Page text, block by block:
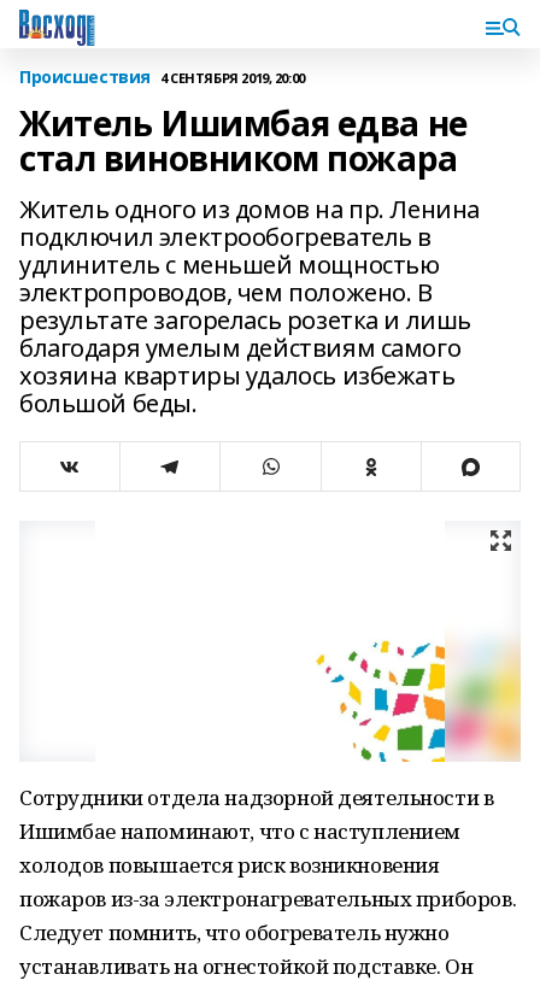
Происшествия 4 СЕНТЯБРЯ 2019, 20:00
Житель Ишимбая едва не
стал виновником пожара
Житель одного из домов на пр. Ленина
подключил электрообогреватель в
удлинитель с меньшей мощностью
электропроводов, чем положено. В
результате загорелась розетка и лишь
благодаря умелым действиям самого
хозяина квартиры удалось избежать
большой беды.
Сотрудники отдела надзорной деятельности в
Ишимбае напоминают, что с наступлением
холодов повышается риск возникновения
пожаров из-за электронагревательных приборов.
Следует помнить, что обогреватель нужно
устанавливать на огнестойкой подставке. Он